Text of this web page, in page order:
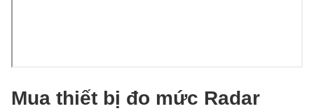
Mua thiết bị đo mức Radar